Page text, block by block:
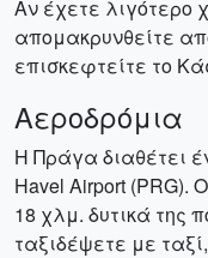
Αν έχετε λιγότερο
απομακρυνθείτε
επισκεφτείτε το
Αεροδρόμια
Η Πράγα διαθέτει
Havel Airport (PRG).
18 χλμ. δυτικά της
ταξιδέψετε με